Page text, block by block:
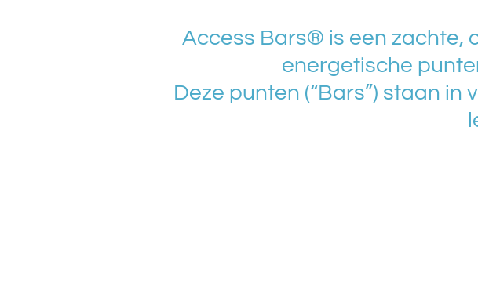
Access Bars® is een zachte,
energetische
Deze punten (“Bars”) staan